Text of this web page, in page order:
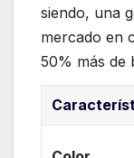
siendo, una
mercado en
50% más de